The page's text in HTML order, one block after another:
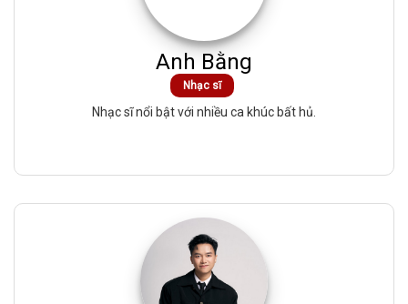
Anh Bằng
Nhạc sĩ
Nhạc sĩ nổi bật với nhiều ca khúc bất hủ.